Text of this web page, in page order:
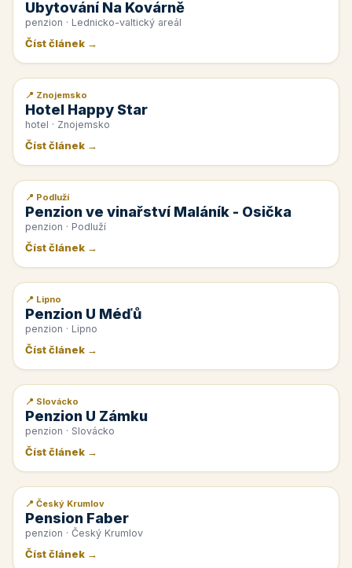
Ubytování Na Kovárně
penzion · Lednicko-valtický areál
Číst článek →
📰 PR článek
📍 Znojemsko
Hotel Happy Star
hotel · Znojemsko
Číst článek →
📰 PR článek
📍 Podluží
Penzion ve vinařství Maláník - Osička
penzion · Podluží
Číst článek →
📰 PR článek
📍 Lipno
Penzion U Méďů
penzion · Lipno
Číst článek →
📰 PR článek
📍 Slovácko
Penzion U Zámku
penzion · Slovácko
Číst článek →
📰 PR článek
📍 Český Krumlov
Pension Faber
penzion · Český Krumlov
Číst článek →